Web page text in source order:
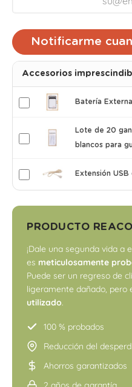
Notificarme
Accesorios
Batería
Lote de 20
blancos para
Extensión
PRODUCTO
¡Dale una segunda vida a
es meticulosamente
Puede ser un regreso de
ligeramente dañado, pero
utilizado.
100 % probados
Reducción del
Ahorros garantizados